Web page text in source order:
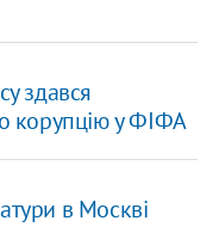
здався
корупцію у ФІФА
в Москві